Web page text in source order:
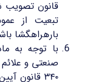
تبعیت از
بارهراهگشا
۳۴۰